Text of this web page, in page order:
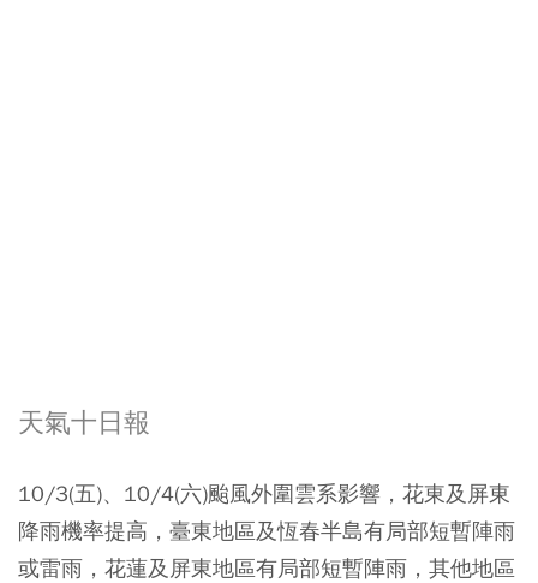
天氣十日報
10/3(五)、10/4(六)颱風外圍雲系影響，花東及屏東
降雨機率提高，臺東地區及恆春半島有局部短暫陣雨
或雷雨，花蓮及屏東地區有局部短暫陣雨，其他地區